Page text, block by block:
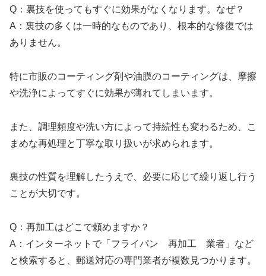
Q：裏技を使ってもすぐに効果がなくなります。なぜ？
A：裏技の多くは一時的なものであり、根本的な修復では
ありません。
特に市販のコーティング剤や油膜のコーティングは、摩擦
や洗浄によってすぐに効果が薄れてしまいます。
また、調理頻度や洗い方によって持続性も変わるため、こ
まめな再処理と丁寧な取り扱いが求められます。
裏技の性質を理解したうえで、必要に応じて繰り返し行う
ことが大切です。
Q：再加工はどこで頼めますか？
A：インターネットで「フライパン 再加工 業者」など
と検索すると、郵送対応の専門業者が複数見つかります。